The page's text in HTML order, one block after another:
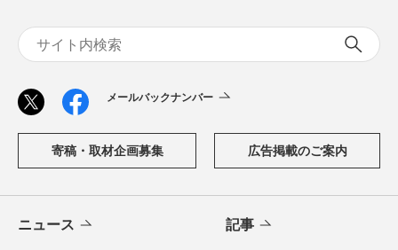
メールバックナンバー
寄稿・取材企画募集 広告掲載のご案内
ニュース 記事